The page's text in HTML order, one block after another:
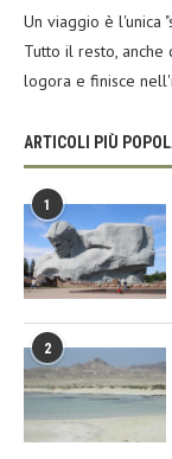
Un viaggio è l'unica
Tutto il resto, anche
logora e finisce
ARTICOLI PIÙ
1
2